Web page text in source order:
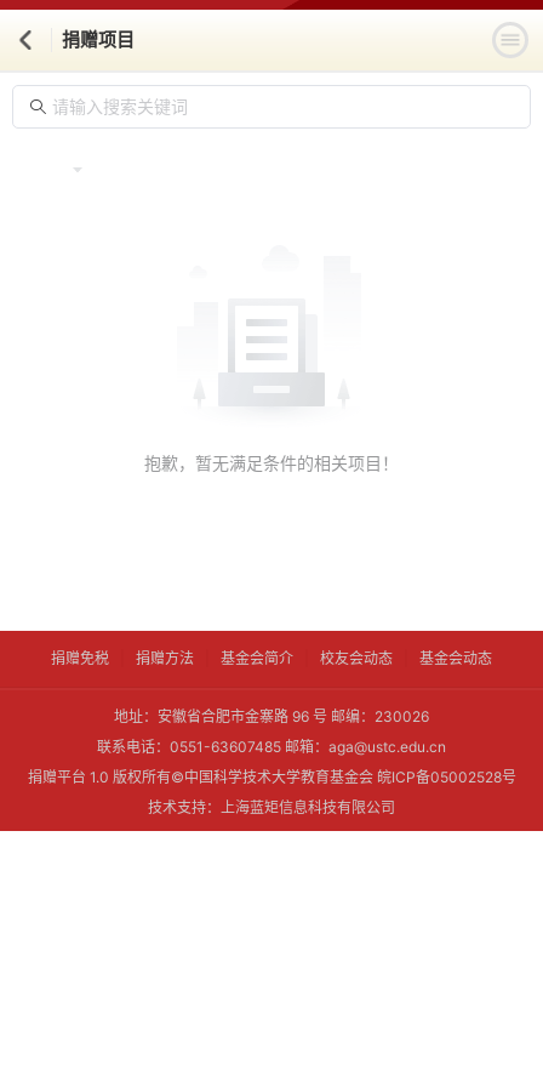
捐赠项目
抱歉，暂无满足条件的相关项目！
捐赠免税 捐赠方法 基金会简介 校友会动态 基金会动态
地址：安徽省合肥市金寨路 96 号 邮编：230026
联系电话：0551-63607485 邮箱：aga@ustc.edu.cn
捐赠平台 1.0 版权所有©中国科学技术大学教育基金会 皖ICP备05002528号
技术支持：上海蓝矩信息科技有限公司